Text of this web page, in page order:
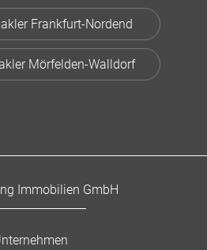
Frankfurt-Nordend
Mörfelden-Walldorf
Immobilien GmbH